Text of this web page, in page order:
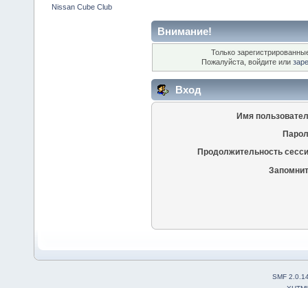
Nissan Cube Club
Внимание!
Только
Пожалуйста, войдите или
Вход
Имя
Продолжительность
SMF